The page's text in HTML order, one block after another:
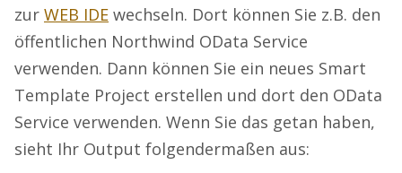
zur WEB IDE wechseln. Dort können Sie z.B. den
öffentlichen Northwind OData Service
verwenden. Dann können Sie ein neues Smart
Template Project erstellen und dort den OData
Service verwenden. Wenn Sie das getan haben,
sieht Ihr Output folgendermaßen aus: